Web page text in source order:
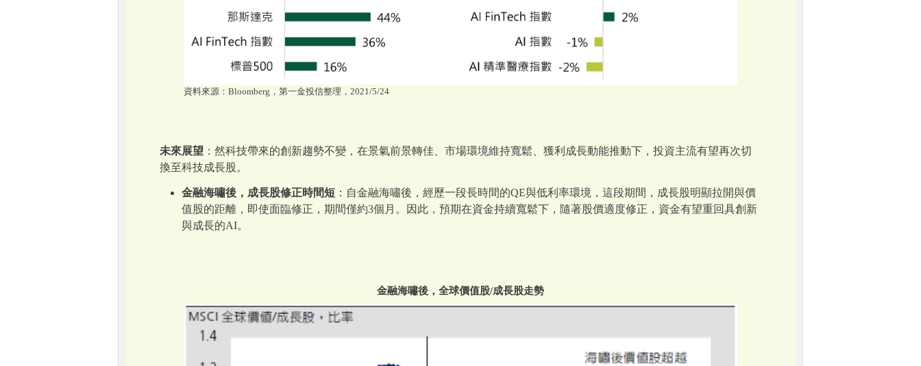
資料來源：Bloomberg，第一金投信整理，2021/5/24
未來展望 ：然科技帶來的創新趨勢不變，在景氣前景轉佳、市場環境維持寬鬆、獲利成長動能推動下，投資主流有望再次切
換至科技成長股。
金融海嘯後，成長股修正時間短 ：自金融海嘯後，經歷一段長時間的QE與低利率環境，這段期間，成長股明顯拉開與價
值股的距離，即使面臨修正，期間僅約3個月。因此，預期在資金持續寬鬆下，隨著股價適度修正，資金有望重回具創新
與成長的AI。
金融海嘯後，全球價值股/成長股走勢